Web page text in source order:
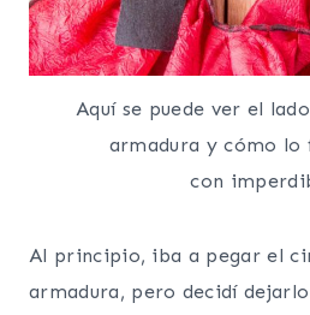
Aquí se puede ver el
armadura y cómo lo
con
Al principio, iba a pegar el
armadura, pero decidí